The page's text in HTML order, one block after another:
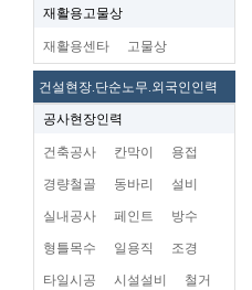
재활용고물상
재활용센타 고물상
건설현장.단순노무.외국인인력
공사현장인력
건축공사 칸막이 용접
경량철골 동바리 설비
실내공사 페인트 방수
형틀목수 일용직 조경
타일시공 시설설비 철거